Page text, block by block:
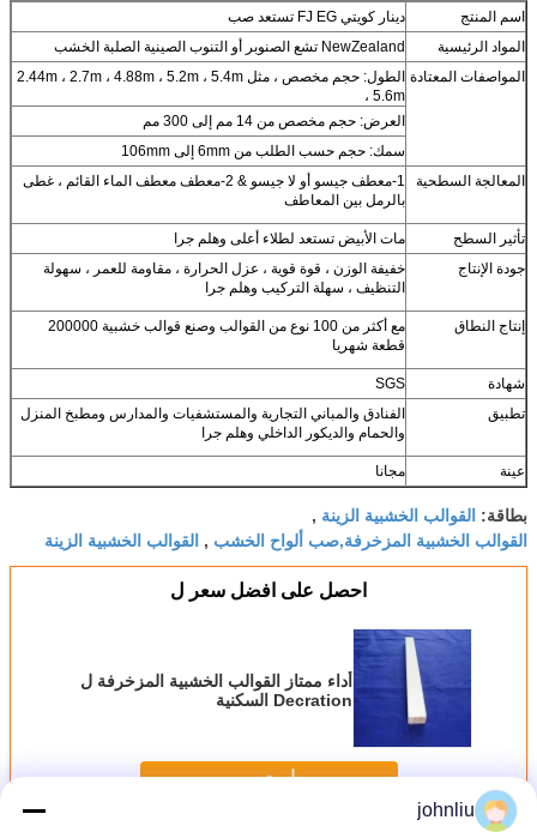
اسم المنتج
دينار كويتي FJ EG تستعد صب
المواد الرئيسية
NewZealand تشع الصنوبر أو التنوب الصينية الصلبة الخشب
المواصفات المعتادة
الطول: حجم مخصص ، مثل 2.44m ، 2.7m ، 4.88m ، 5.2m ، 5.4m
، 5.6m
العرض: حجم مخصص من 14 مم إلى 300 مم
سمك: حجم حسب الطلب من 6mm إلى 106mm
المعالجة السطحية
1-معطف جيسو أو لا جيسو & 2-معطف معطف الماء القائم ، غطى
بالرمل بين المعاطف
تأثير السطح
مات الأبيض تستعد لطلاء أعلى وهلم جرا
جودة الإنتاج
خفيفة الوزن ، قوة قوية ، عزل الحرارة ، مقاومة للعمر ، سهولة
التنظيف ، سهلة التركيب وهلم جرا
إنتاج النطاق
مع أكثر من 100 نوع من القوالب وصنع قوالب خشبية 200000
قطعة شهريا
شهادة
SGS
تطبيق
الفنادق والمباني التجارية والمستشفيات والمدارس ومطبخ المنزل
والحمام والديكور الداخلي وهلم جرا
عينة مجانا
بطاقة: القوالب الخشبية الزينة ,
القوالب الخشبية المزخرفة,صب ألواح الخشب , القوالب الخشبية الزينة
احصل على افضل سعر ل
أداء ممتاز القوالب الخشبية المزخرفة ل
Decration السكنية
استمر
johnliu